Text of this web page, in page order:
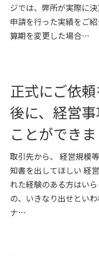
ジでは、弊所が実際に
申請を行った実績をご
算期を変更した場合…
正式にご依
後に、経営
ことができま
取引先から、 経営規模
知書を出してほしい 経
れた経験のある方はい
の、いきなり出せとい
ナ…